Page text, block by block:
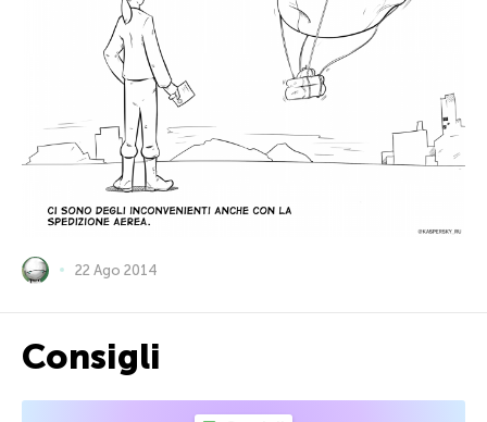
22 Ago 2014
Consigli